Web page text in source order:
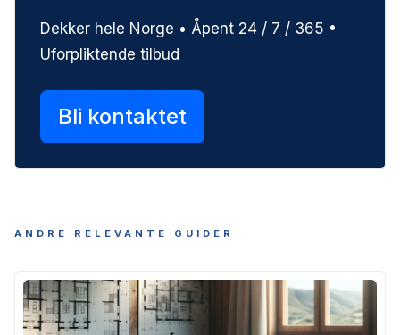
Dekker hele Norge • Åpent 24 / 7 / 365 •
Uforpliktende tilbud
Bli kontaktet
ANDRE RELEVANTE GUIDER